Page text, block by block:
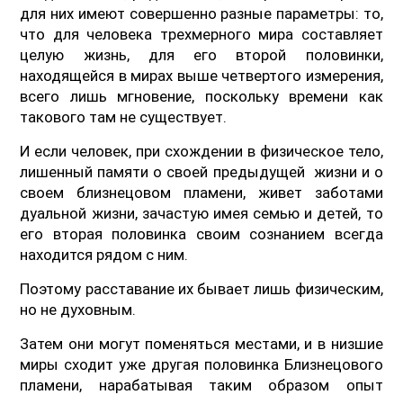
для них имеют совершенно разные параметры: то,
что для человека трехмерного мира составляет
целую жизнь, для его второй половинки,
находящейся в мирах выше четвертого измерения,
всего лишь мгновение, поскольку времени как
такового там не существует.
И если человек, при схождении в физическое тело,
лишенный памяти о своей предыдущей жизни и о
своем близнецовом пламени, живет заботами
дуальной жизни, зачастую имея семью и детей, то
его вторая половинка своим сознанием всегда
находится рядом с ним.
Поэтому расставание их бывает лишь физическим,
но не духовным.
Затем они могут поменяться местами, и в низшие
миры сходит уже другая половинка Близнецового
пламени, нарабатывая таким образом опыт